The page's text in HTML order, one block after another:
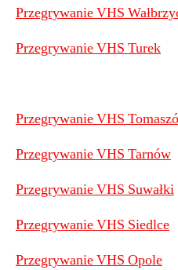
Przegrywanie VHS
Przegrywanie VHS Turek
Przegrywanie VHS
Przegrywanie VHS Tarnów
Przegrywanie VHS Suwałki
Przegrywanie VHS Siedlce
Przegrywanie VHS Opole